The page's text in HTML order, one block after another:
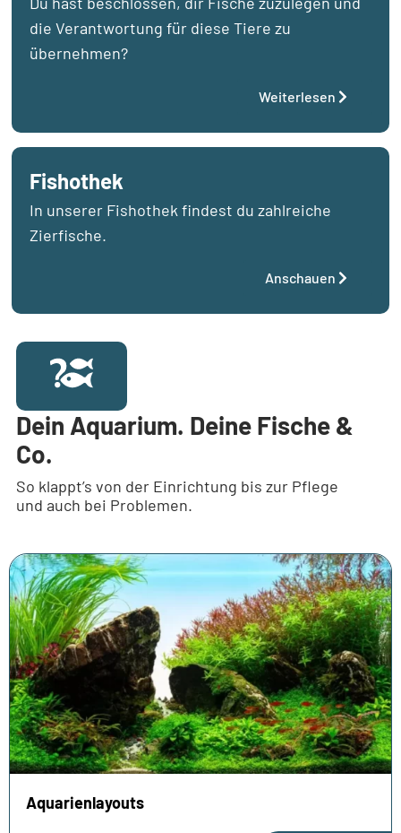
die Verantwortung für diese Tiere zu
übernehmen?
Weiterlesen
Fishothek
In unserer Fishothek findest du zahlreiche
Zierfische.
Anschauen
Dein Aquarium. Deine Fische &
Co.
So klappt’s von der Einrichtung bis zur Pflege
und auch bei Problemen.
Aquarienlayouts